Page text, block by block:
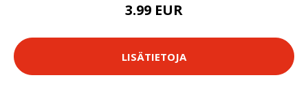
3.99 EUR
LISÄTIETOJA